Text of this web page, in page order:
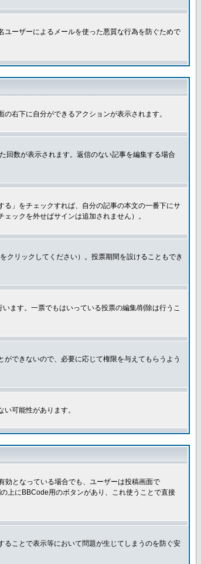
ーザーによるメールを使った悪質な行為を防ぐためで
右下に自分ができるアクションが表示されます。
回数が表示されます。返信のない記事を編集する場合
」をチェックすれば、自分の記事の本文の一番下にサ
ックを外せばサインは追加されません）。
クリックしてください）。投票期間を設けることもでき
ます。一票でもはいっている投票の編集/削除は行うこ
できないので、必要に応じて権限を与えてもらうよう
可能性があります。
となっている場合でも、ユーザーは投稿画面で
上にBBCode用のボタンがあり、これ使うことで直接
ことで表示等において問題が生じてしまうのを防ぐ安